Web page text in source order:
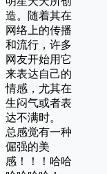
造。随着其在
网络上的传播
和流行，许多
网友开始用它
来表达自己的
情感，尤其在
生闷气或者表
达不满时。
总感觉有一种
倔强的美
感！！！哈哈